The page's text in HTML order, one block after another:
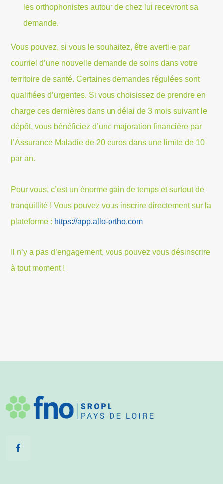
les orthophonistes autour de chez lui recevront sa
demande.
Vous pouvez, si vous le souhaitez, être averti·e par
courriel d’une nouvelle demande de soins dans votre
territoire de santé. Certaines demandes régulées sont
qualifiées d’urgentes. Si vous choisissez de prendre en
charge ces dernières dans un délai de 3 mois suivant le
dépôt, vous bénéficiez d’une majoration financière par
l’Assurance Maladie de 20 euros dans une limite de 10
par an.
Pour vous, c’est un énorme gain de temps et surtout de
tranquillité ! Vous pouvez vous inscrire directement sur la
plateforme : https://app.allo-ortho.com
Il n’y a pas d’engagement, vous pouvez vous désinscrire
à tout moment !